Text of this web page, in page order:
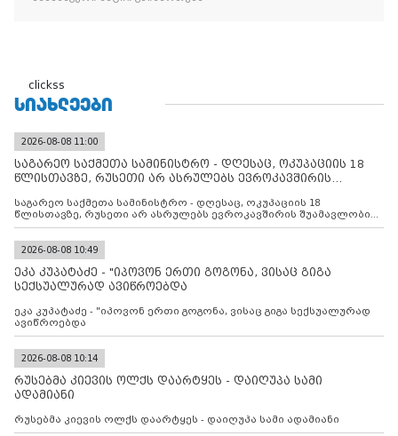
clickss
ᲡᲘᲐᲮᲚᲔᲔᲑᲘ
2026-08-08 11:00
საგარეო საქმეთა სამინისტრო - დღესაც, ოკუპაციის 18
წლისთავზე, რუსეთი არ ასრულებს ევროკავშირის
საგარეო საქმეთა სამინისტრო - დღესაც, ოკუპაციის 18
წლისთავზე, რუსეთი არ ასრულებს ევროკავშირის შუამავლობით
დადებულ 2008 წლის 12 აგვისტოს ცეცხლის შეწყვეტის
კონტროლს ოკუპირებულ რეგიონებში, აგრძელებს მათი
მილიტარიზაციის პროცესს და აქტიურად დგამს ნაბიჯებს მათი
ფაქტობრივი ანექსიისკენ
2026-08-08 10:49
ეკა კუპატაძე - "იპოვონ ერთი გოგონა, ვისაც გიგა
სექსუალურად ავიწროებდა
ეკა კუპატაძე - "იპოვონ ერთი გოგონა, ვისაც გიგა სექსუალურად
ავიწროებდა
2026-08-08 10:14
რუსებმა კიევის ოლქს დაარტყეს - დაიღუპა სამი
ადამიანი
რუსებმა კიევის ოლქს დაარტყეს - დაიღუპა სამი ადამიანი